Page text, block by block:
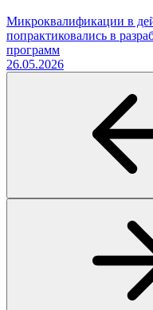
Микроквалификации в
попрактиковались в
программ
26.05.2026